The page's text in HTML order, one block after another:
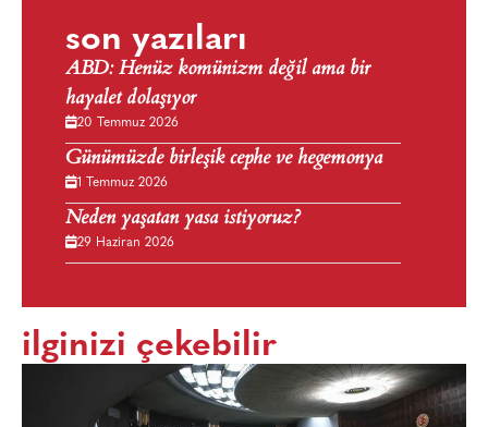
son yazıları
ABD: Henüz komünizm değil ama bir
hayalet dolaşıyor
20 Temmuz 2026
Günümüzde birleşik cephe ve hegemonya
1 Temmuz 2026
Neden yaşatan yasa istiyoruz?
29 Haziran 2026
ilginizi çekebilir